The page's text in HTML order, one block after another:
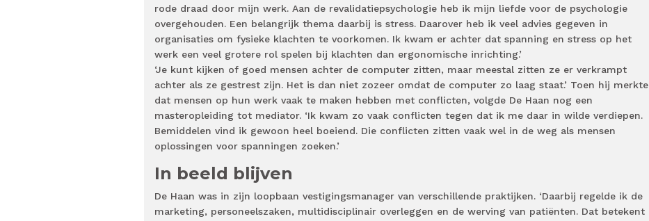
rode draad door mijn werk. Aan de revalidatiepsychologie heb ik mijn liefde voor de psychologie
overgehouden. Een belangrijk thema daarbij is stress. Daarover heb ik veel advies gegeven in
organisaties om fysieke klachten te voorkomen. Ik kwam er achter dat spanning en stress op het
werk een veel grotere rol spelen bij klachten dan ergonomische inrichting.’
‘Je kunt kijken of goed mensen achter de computer zitten, maar meestal zitten ze er verkrampt
achter als ze gestrest zijn. Het is dan niet zozeer omdat de computer zo laag staat.’ Toen hij merkte
dat mensen op hun werk vaak te maken hebben met conflicten, volgde De Haan nog een
masteropleiding tot mediator. ‘Ik kwam zo vaak conflicten tegen dat ik me daar in wilde verdiepen.
Bemiddelen vind ik gewoon heel boeiend. Die conflicten zitten vaak wel in de weg als mensen
oplossingen voor spanningen zoeken.’
In beeld blijven
De Haan was in zijn loopbaan vestigingsmanager van verschillende praktijken. ‘Daarbij regelde ik de
marketing, personeelszaken, multidisciplinair overleggen en de werving van patiënten. Dat betekent